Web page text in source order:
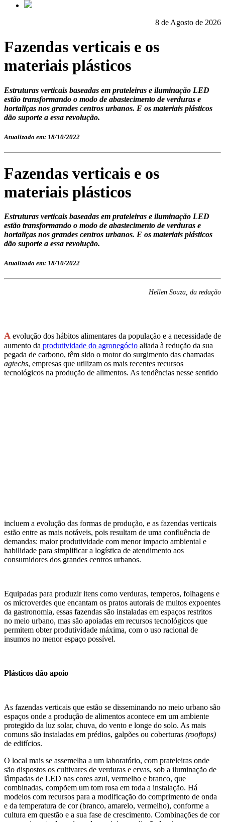
8 de Agosto de 2026
Fazendas verticais e os
materiais plásticos
Estruturas verticais baseadas em prateleiras e iluminação LED
estão transformando o modo de abastecimento de verduras e
hortaliças nos grandes centros urbanos. E os materiais plásticos
dão suporte a essa revolução.
Atualizado em: 18/10/2022
Fazendas verticais e os
materiais plásticos
Estruturas verticais baseadas em prateleiras e iluminação LED
estão transformando o modo de abastecimento de verduras e
hortaliças nos grandes centros urbanos. E os materiais plásticos
dão suporte a essa revolução.
Atualizado em: 18/10/2022
Hellen Souza, da redação
A evolução dos hábitos alimentares da população e a necessidade de
aumento da produtividade do agronegócio aliada à redução da sua
pegada de carbono, têm sido o motor do surgimento das chamadas
agtechs, empresas que utilizam os mais recentes recursos
tecnológicos na produção de alimentos. As tendências nesse sentido
incluem a evolução das formas de produção, e as fazendas verticais
estão entre as mais notáveis, pois resultam de uma confluência de
demandas: maior produtividade com menor impacto ambiental e
habilidade para simplificar a logística de atendimento aos
consumidores dos grandes centros urbanos.
Equipadas para produzir itens como verduras, temperos, folhagens e
os microverdes que encantam os pratos autorais de muitos expoentes
da gastronomia, essas fazendas são instaladas em espaços restritos
no meio urbano, mas são apoiadas em recursos tecnológicos que
permitem obter produtividade máxima, com o uso racional de
insumos no menor espaço possível.
Plásticos dão apoio
As fazendas verticais que estão se disseminando no meio urbano são
espaços onde a produção de alimentos acontece em um ambiente
protegido da luz solar, chuva, do vento e longe do solo. As mais
comuns são instaladas em prédios, galpões ou coberturas (rooftops)
de edifícios.
O local mais se assemelha a um laboratório, com prateleiras onde
são dispostos os cultivares de verduras e ervas, sob a iluminação de
lâmpadas de LED nas cores azul, vermelho e branco, que
combinadas, compõem um tom rosa em toda a instalação. Há
modelos com recursos para a modificação do comprimento de onda
e da temperatura de cor (branco, amarelo, vermelho), conforme a
cultura em questão e a sua fase de crescimento. Combinações de cor